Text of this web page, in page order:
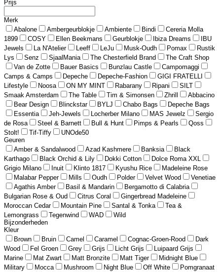
Prijs
Merk
Abalone
Ambergeurblokje Ambiente Bindi
Cereria Molla
1899
COSY Ellen Beekmans Geurblokje Ibiza Dreams
IBU
Jewels
La N'Atelier Leeff LeJu Musk-Oudh Pomax
Rustik
Lys
Senz SjaalMania The Chesterfield Brand
The Craft Shop
Van de Zotte
Bauer Basics Bunzlau Castle
Campomaggi
Camps & Camps
Depeche Depeche-Fashion
GIGI FRATELLI
Lifestyle
Noosa ON MY MINT Rabarany Ripani
SILT
Smaak Amsterdam
The Table Tim & Simonsen Zhrill
Abbacino
Bear Design
Blinckstar BYLJ Chabo Bags
Depeche Bags
Essentia
Jeh-Jewels Locherber Milano MAS Jewelz
Sergio
de Rosa
Steel & Barnett Bull & Hunt Pimps & Pearls
Qoss
Stolt!
Tif-Tiffy
UNOde50
Geuren
Amber & Sandalwood
Azad Kashmere Banksia
Black
Karthago
Black Orchid & Lily Dokki Cotton
Dolce Roma XXL
Grigio Milano
Inuit Klinto 1817 Kyushu Rice
Madeleine Rose
Malabar Pepper
Mills Oudh Polder Velvet Wood
Venetiae
Agathis Amber
Basil & Mandarin
Bergamotto di Calabria
Bulgarian Rose & Oud
Citrus Coral
Gingerbread Madeleine
Moroccan Cedar
Mountain Pine Santal & Tonka
Tea &
Lemongrass
Tegenwind WAD
Wild
Bijzonderheden
Kleur
Brown
Bruin Camel Caramel Cognac-Groen-Rood
Dark
Wood
Fel Groen Grey Grijs Licht Grijs
Luipaard Grijs
Marine
Mat Zwart Matt Bronzite Matt Tiger
Midnight Blue
Military
Mocca Mushroom Night Blue Off White
Pomgranaat